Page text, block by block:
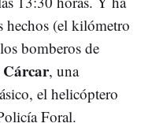
hechos (el kilómetro
bomberos de
Cárcar, una
el helicóptero
Foral.